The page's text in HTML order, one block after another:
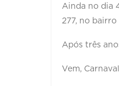
Ainda no dia
277, no
Após três
Vem,